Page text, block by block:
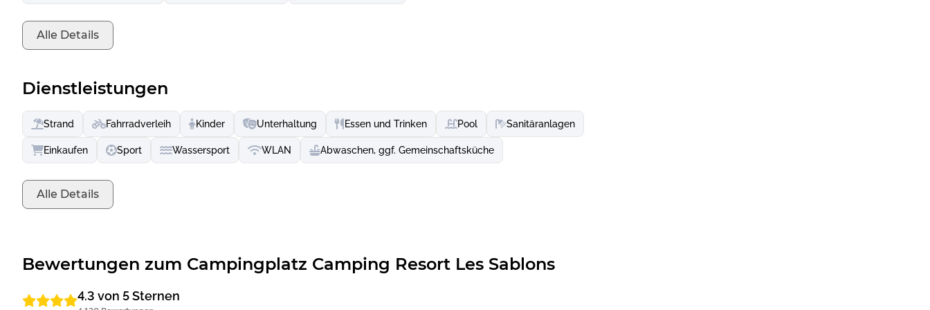
Jeder Zwischenstopp offenbart die herzliche und lebendige Seele dieser Region, in der Natur, Geschichte und
Lebensart eins werden.
Alle Details
Dienstleistungen
Strand Fahrradverleih Kinder Unterhaltung Essen und Trinken Pool Sanitäranlagen
Einkaufen Sport Wassersport WLAN Abwaschen, ggf. Gemeinschaftsküche
Alle Details
Bewertungen zum Campingplatz Camping Resort Les Sablons
4.3 von 5 Sternen